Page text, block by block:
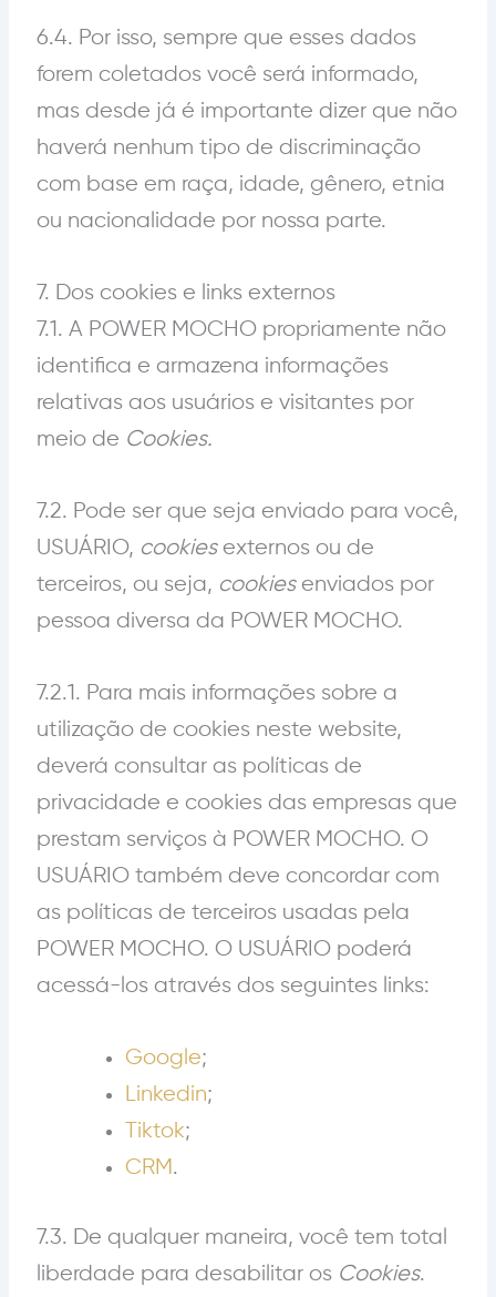
6.4. Por isso, sempre que esses dados
forem coletados você será informado,
mas desde já é importante dizer que não
haverá nenhum tipo de discriminação
com base em raça, idade, gênero, etnia
ou nacionalidade por nossa parte.
7. Dos cookies e links externos
7.1. A POWER MOCHO propriamente não
identifica e armazena informações
relativas aos usuários e visitantes por
meio de Cookies.
7.2. Pode ser que seja enviado para você,
USUÁRIO, cookies externos ou de
terceiros, ou seja, cookiesenviados por
pessoa diversa da POWER MOCHO.
7.2.1. Para mais informações sobre a
utilização de cookies neste website,
deverá consultar as políticas de
privacidade e cookies das empresas que
prestam serviços à POWER MOCHO. O
USUÁRIO também deve concordar com
as políticas de terceiros usadas pela
POWER MOCHO. O USUÁRIO poderá
acessá-los através dos seguintes links:
Google;
Linkedin;
Tiktok;
CRM.
7.3. De qualquer maneira, você tem total
liberdade para desabilitar os Cookies.